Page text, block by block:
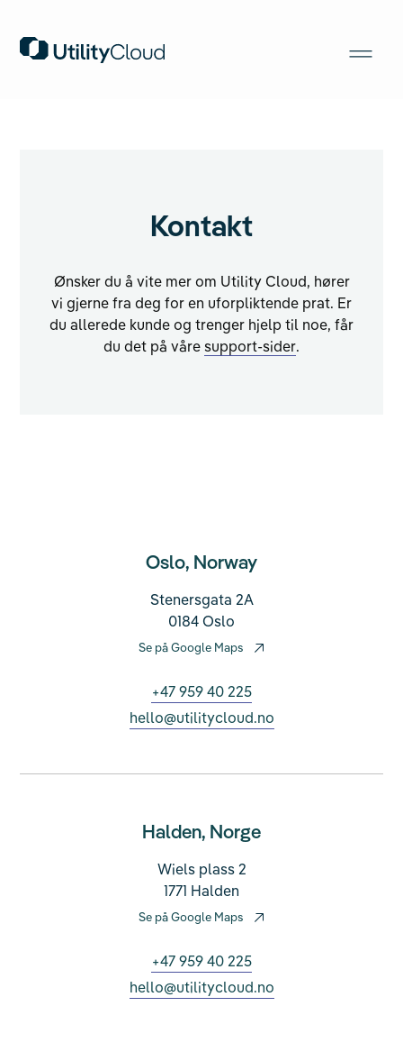
Kontakt
Ønsker du å vite mer om Utility Cloud, hører
vi gjerne fra deg for en uforpliktende prat. Er
du allerede kunde og trenger hjelp til noe, får
du det på våre support-sider.
Oslo, Norway
Stenersgata 2A
0184 Oslo
Se på Google Maps
+47 959 40 225
hello@utilitycloud.no
Halden, Norge
Wiels plass 2
1771 Halden
Se på Google Maps
+47 959 40 225
hello@utilitycloud.no